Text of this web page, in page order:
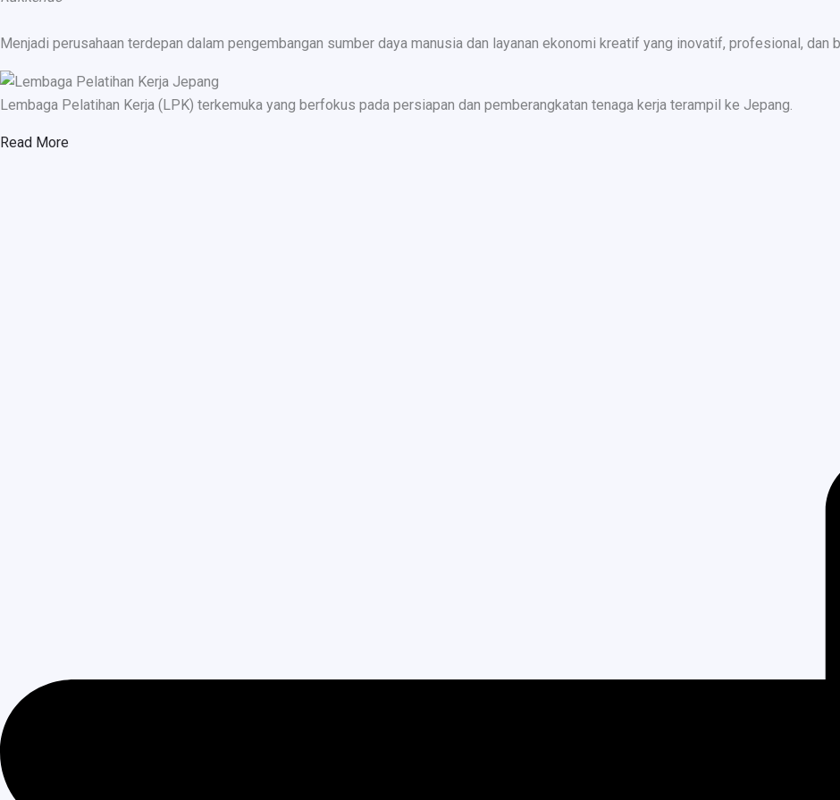
Menjadi perusahaan terdepan dalam pengembangan sumber daya manusia dan layanan ekonomi kreatif yang inovatif, profesional, dan
Lembaga Pelatihan Kerja (LPK) terkemuka yang berfokus pada persiapan dan pemberangkatan tenaga kerja terampil ke Jepang.
Read More